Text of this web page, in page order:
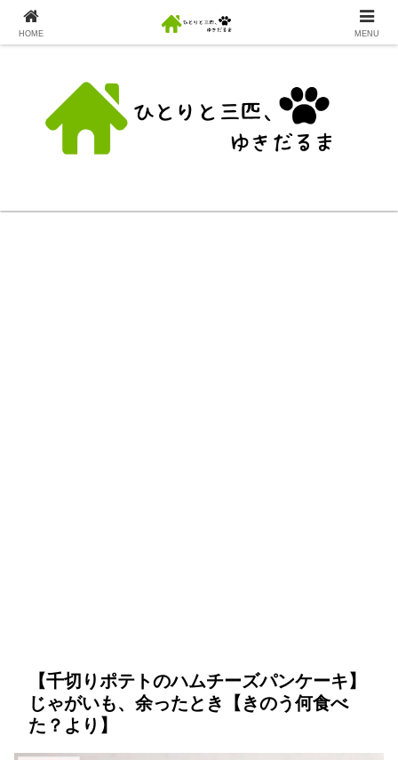
【千切りポテトのハムチーズパンケーキ】
じゃがいも、余ったとき【きのう何食べ
た？より】
HOME MENU